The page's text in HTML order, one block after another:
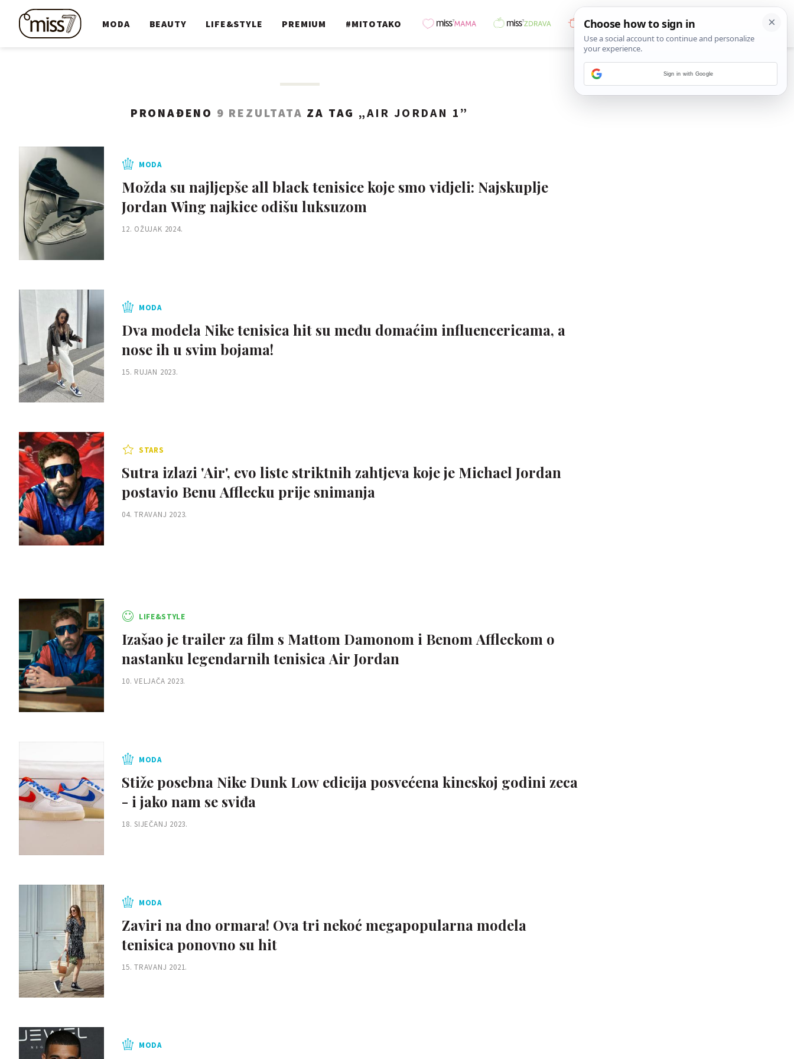
MODA BEAUTY LIFE&STYLE PREMIUM #MITOTAKO
PRONAĐENO 9 REZULTATA ZA TAG „AIR JORDAN 1 ”
MODA
Možda su najljepše all black tenisice koje smo vidjeli: Najskuplje
Jordan Wing najkice odišu luksuzom
12. OŽUJAK 2024.
MODA
Dva modela Nike tenisica hit su među domaćim influencericama, a
nose ih u svim bojama!
15. RUJAN 2023.
STARS
Sutra izlazi 'Air', evo liste striktnih zahtjeva koje je Michael Jordan
postavio Benu Afflecku prije snimanja
04. TRAVANJ 2023.
LIFE&STYLE
Izašao je trailer za film s Mattom Damonom i Benom Affleckom o
nastanku legendarnih tenisica Air Jordan
10. VELJAČA 2023.
MODA
Stiže posebna Nike Dunk Low edicija posvećena kineskoj godini zeca
- i jako nam se sviđa
18. SIJEČANJ 2023.
MODA
Zaviri na dno ormara! Ova tri nekoć megapopularna modela
tenisica ponovno su hit
15. TRAVANJ 2021.
MODA
Sign in with Google